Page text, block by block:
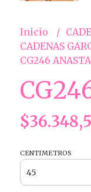
Inicio
CADENAS
CG246
CENTIMETROS